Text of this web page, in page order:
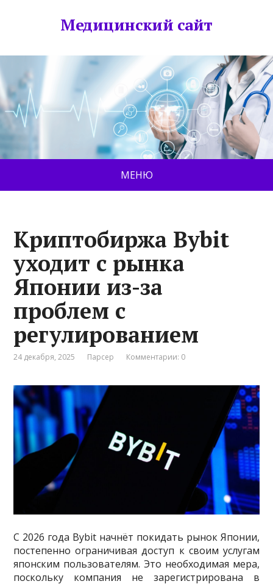
Медицинский сайт
МЕНЮ
Криптобиржа Bybit
уходит с рынка
Японии из-за
проблем с
регулированием
24 декабря, 2025 Парсер Комментарии: 0
С 2026 года Bybit начнёт покидать рынок Японии,
постепенно ограничивая доступ к своим услугам
японским пользователям. Это необходимая мера,
поскольку компания не зарегистрирована в